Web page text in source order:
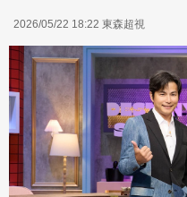
2026/05/22 18:22 東森超視